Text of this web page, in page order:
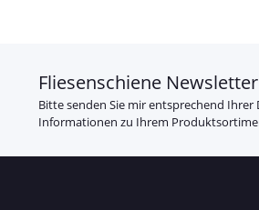
Fliesenschiene
Bitte senden Sie mir entsprechend Ihrer
Informationen zu Ihrem